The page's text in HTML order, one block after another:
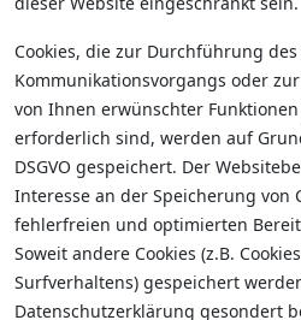
Cookies, die zur Durchführung
Kommunikationsvorgangs oder
von Ihnen erwünschter
erforderlich sind, werden auf
DSGVO gespeichert. Der
Interesse an der Speicherung von
fehlerfreien und optimierten
Soweit andere Cookies (z.B.
Surfverhaltens) gespeichert
Datenschutzerklärung gesondert